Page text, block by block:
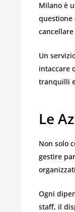
Milano è
questione
Un
intaccare
tranquilli
Le
Non solo
gestire
Ogni
staff, il